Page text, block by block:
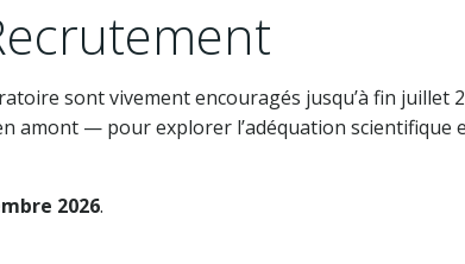
sont vivement encouragés jusqu’à fin juillet
amont — pour explorer l’adéquation
2026.